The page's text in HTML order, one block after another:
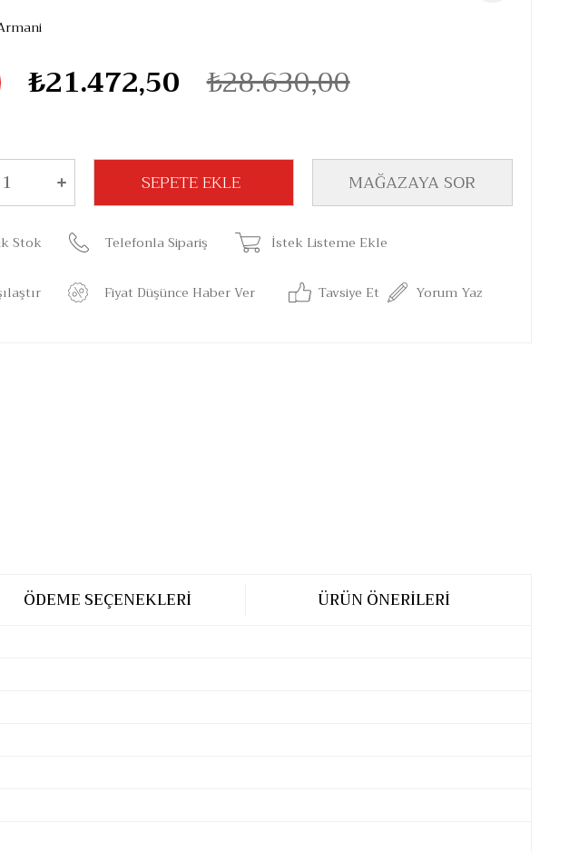
₺28.630,00
₺21.472,50
MAĞAZAYA SOR
Stok Telefonla Sipariş İstek Listeme Ekle
Fiyat Düşünce Haber Ver Tavsiye Et Yorum Yaz
ÖDEME SEÇENEKLERI ÜRÜN ÖNERILERI